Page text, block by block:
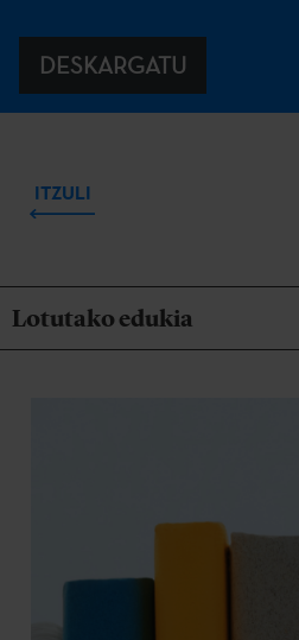
DESKARGATU
ITZULI
Lotutako edukia